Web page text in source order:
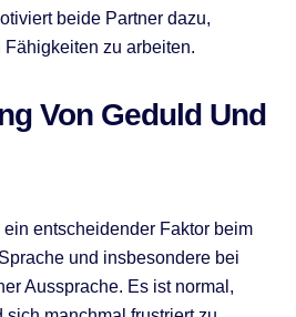
beide Partner dazu,
zu arbeiten.
Von Geduld Und
entscheidender Faktor beim
und insbesondere bei
Aussprache. Es ist normal,